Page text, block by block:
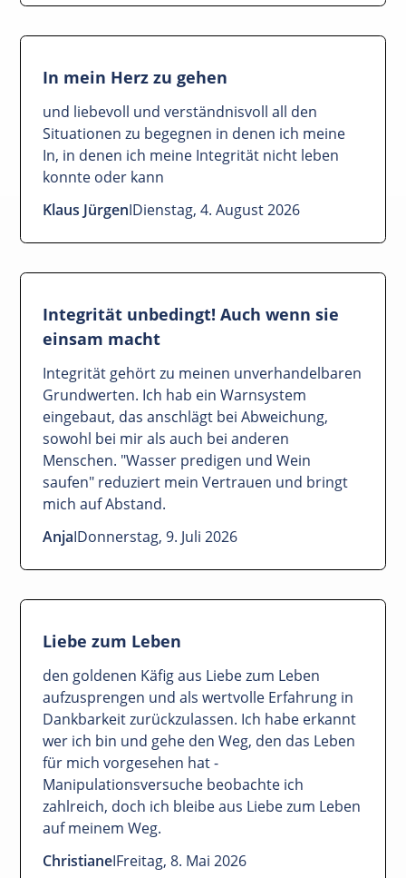
dieser Beitrag mit deinem Namen und Datum auf
korrigieren, melde dich bitte bei
support@innerwise.com
In mein Herz zu gehen
und liebevoll und verständnisvoll all den
Situationen zu begegnen in denen ich meine
In, in denen ich meine Integrität nicht leben
konnte oder kann
Klaus JürgenIDienstag, 4. August 2026
Integrität unbedingt! Auch wenn sie
einsam macht
Integrität gehört zu meinen unverhandelbaren
Grundwerten. Ich hab ein Warnsystem
eingebaut, das anschlägt bei Abweichung,
sowohl bei mir als auch bei anderen
Menschen. "Wasser predigen und Wein
saufen" reduziert mein Vertrauen und bringt
mich auf Abstand.
AnjaIDonnerstag, 9. Juli 2026
Liebe zum Leben
den goldenen Käfig aus Liebe zum Leben
aufzusprengen und als wertvolle Erfahrung in
Dankbarkeit zurückzulassen. Ich habe erkannt
wer ich bin und gehe den Weg, den das Leben
für mich vorgesehen hat -
Manipulationsversuche beobachte ich
zahlreich, doch ich bleibe aus Liebe zum Leben
auf meinem Weg.
ChristianeIFreitag, 8. Mai 2026